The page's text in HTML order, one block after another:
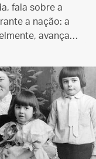
fala sobre a
a nação: a
avança